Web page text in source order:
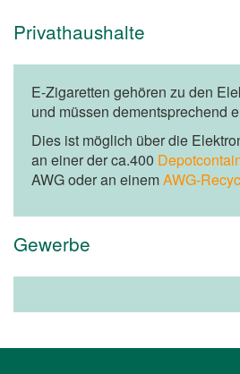
Privathaushalte
E-Zigaretten gehören zu den
und müssen dementsprechend
Dies ist möglich über die
an einer der ca.400
AWG oder an einemAWG-
Gewerbe